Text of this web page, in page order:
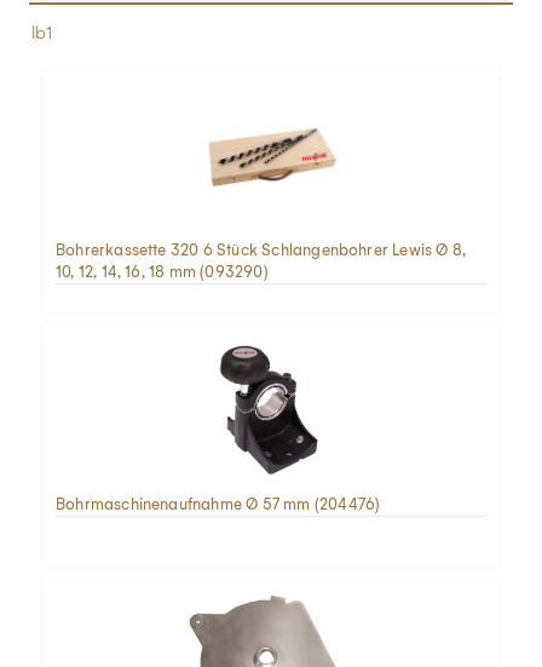
lb1
Bohrerkassette 320 6 Stück Schlangenbohrer Lewis Ø 8,
10, 12, 14, 16, 18 mm (093290)
Bohrmaschinenaufnahme Ø 57 mm (204476)